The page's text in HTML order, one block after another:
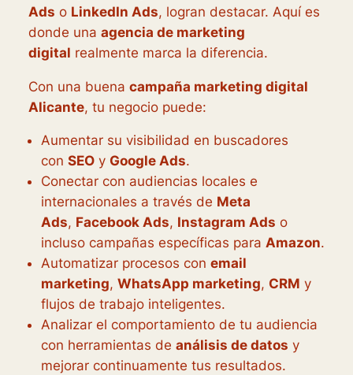
Ads o LinkedIn Ads, logran destacar. Aquí es
donde una agencia de marketing
digital realmente marca la diferencia.
Con una buena campaña marketing digital
Alicante, tu negocio puede:
Aumentar su visibilidad en buscadores
con SEOy Google Ads.
Conectar con audiencias locales e
internacionales a través de Meta
Ads, Facebook Ads, Instagram Ads o
incluso campañas específicas para Amazon.
Automatizar procesos con email
marketing, WhatsApp marketing, CRM y
flujos de trabajo inteligentes.
Analizar el comportamiento de tu audiencia
con herramientas de análisis de datos y
mejorar continuamente tus resultados.